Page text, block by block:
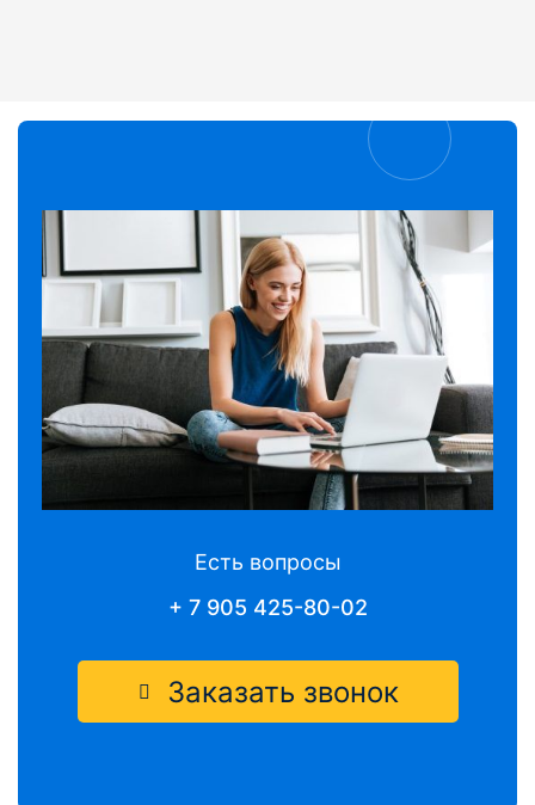
Есть вопросы
+ 7 905 425-80-02
Заказать звонок